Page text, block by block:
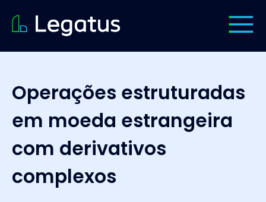
Operações estruturadas
em moeda estrangeira
com derivativos
complexos